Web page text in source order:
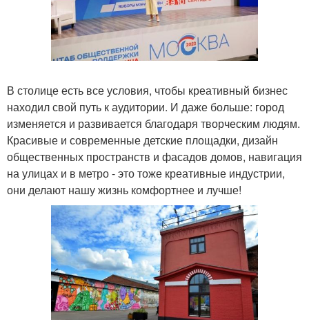
В столице есть все условия, чтобы креативный бизнес
находил свой путь к аудитории. И даже больше: город
изменяется и развивается благодаря творческим людям.
Красивые и современные детские площадки, дизайн
общественных пространств и фасадов домов, навигация
на улицах и в метро - это тоже креативные индустрии,
они делают нашу жизнь комфортнее и лучше!